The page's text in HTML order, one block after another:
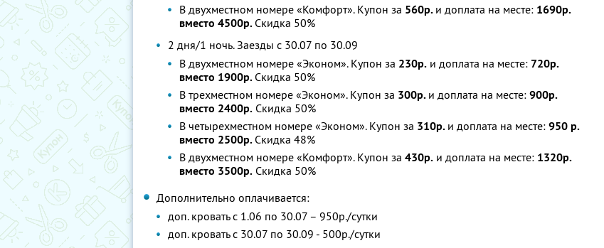
В двухместном номере «Комфорт». Купон за 560р. и доплата на месте: 1690р.
вместо 4500р. Скидка 50%
2 дня/1 ночь. Заезды с 30.07 по 30.09
В двухместном номере «Эконом». Купон за 230р. и доплата на месте: 720р.
вместо 1900р. Скидка 50%
В трехместном номере «Эконом». Купон за 300р. и доплата на месте: 900р.
вместо 2400р. Скидка 50%
В четырехместном номере «Эконом». Купон за 310р. и доплата на месте: 950 р.
вместо 2500р. Скидка 48%
В двухместном номере «Комфорт». Купон за 430р. и доплата на месте: 1320р.
вместо 3500р. Скидка 50%
Дополнительно оплачивается:
доп. кровать с 1.06 по 30.07 – 950р./сутки
доп. кровать с 30.07 по 30.09 - 500р./сутки